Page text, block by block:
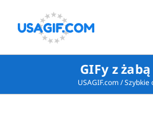
GIFy z
USAGIF.com/Szybkie